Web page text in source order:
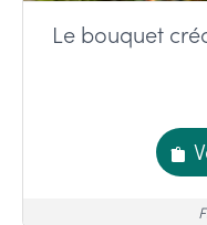
Le bouquet